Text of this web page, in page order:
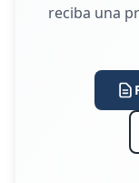
reciba una